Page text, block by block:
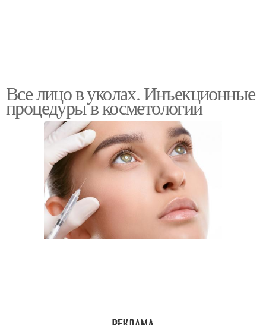
Все лицо в уколах. Инъекционные
процедуры в косметологии